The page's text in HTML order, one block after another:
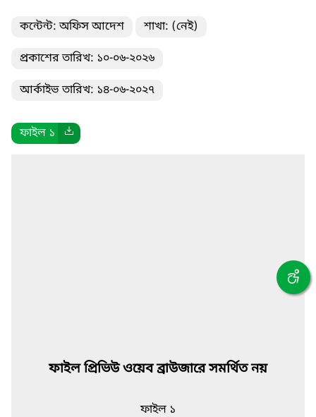
কন্টেন্ট: অফিস আদেশ শাখা: (নেই)
প্রকাশের তারিখ: ১০-০৬-২০২৬
আর্কাইভ তারিখ: ১৪-০৬-২০২৭
ফাইল ১
ফাইল প্রিভিউ ওয়েব ব্রাউজারে সমর্থিত নয়
ফাইল ১